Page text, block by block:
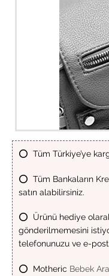
⭕ Tüm Türkiye’ye
⭕ Tüm Bankaların
satın alabilirsiniz.
⭕ Ürünü hediye
gönderilmemesini
telefonunuzu ve e-
⭕ Motheric Bebek